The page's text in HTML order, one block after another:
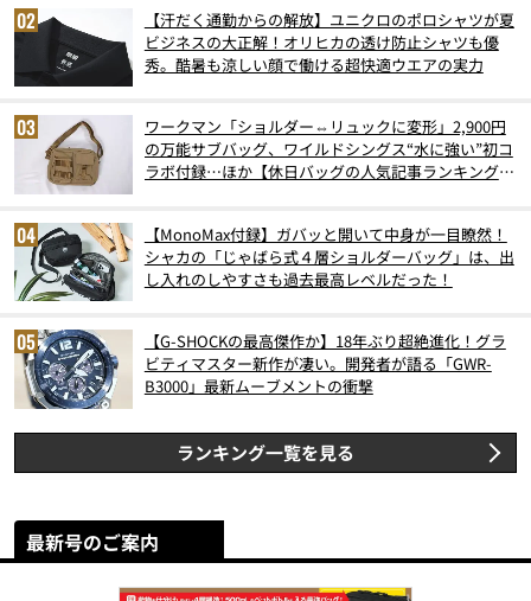
【汗だく通勤からの解放】ユニクロのポロシャツが夏
ビジネスの大正解！オリヒカの透け防止シャツも優
秀。酷暑も涼しい顔で働ける超快適ウエアの実力
ワークマン「ショルダー⇔リュックに変形」2,900円
の万能サブバッグ、ワイルドシングス“水に強い”初コ
ラボ付録…ほか【休日バッグの人気記事ランキングベ
【MonoMax付録】ガバッと開いて中身が一目瞭然！
シャカの「じゃばら式４層ショルダーバッグ」は、出
し入れのしやすさも過去最高レベルだった！
【G-SHOCKの最高傑作か】18年ぶり超絶進化！グラ
ビティマスター新作が凄い。開発者が語る「GWR-
B3000」最新ムーブメントの衝撃
ランキング一覧を見る
最新号のご案内